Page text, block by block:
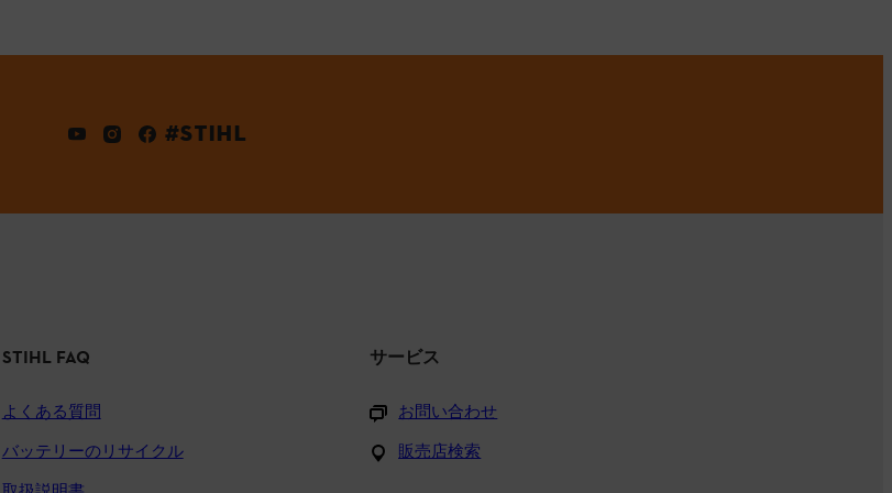
#STIHL
STIHL FAQ
よくある質問
バッテリーのリサイクル
サービス
お問い合わせ
販売店検索